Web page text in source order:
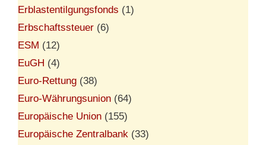
Erblastentilgungsfonds (1)
Erbschaftssteuer (6)
ESM (12)
EuGH (4)
Euro-Rettung (38)
Euro-Währungsunion (64)
Europäische Union (155)
Europäische Zentralbank (33)